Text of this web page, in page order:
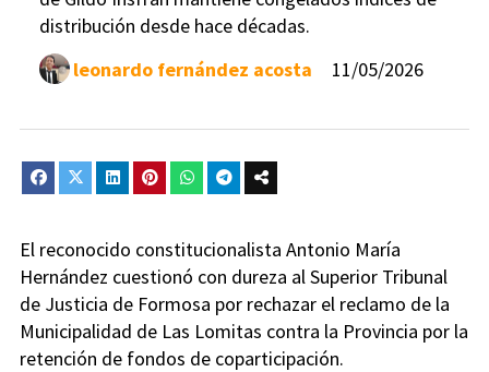
distribución desde hace décadas.
11/05/2026
leonardo fernández acosta
El reconocido constitucionalista Antonio María
Hernández cuestionó con dureza al Superior Tribunal
de Justicia de Formosa por rechazar el reclamo de la
Municipalidad de Las Lomitas contra la Provincia por la
retención de fondos de coparticipación.